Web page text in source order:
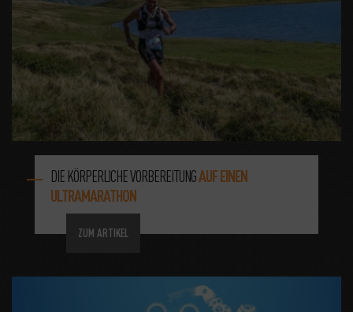
DIE KÖRPERLICHE VORBEREITUNGAUF EINEN
ULTRAMARATHON
ZUM ARTIKEL